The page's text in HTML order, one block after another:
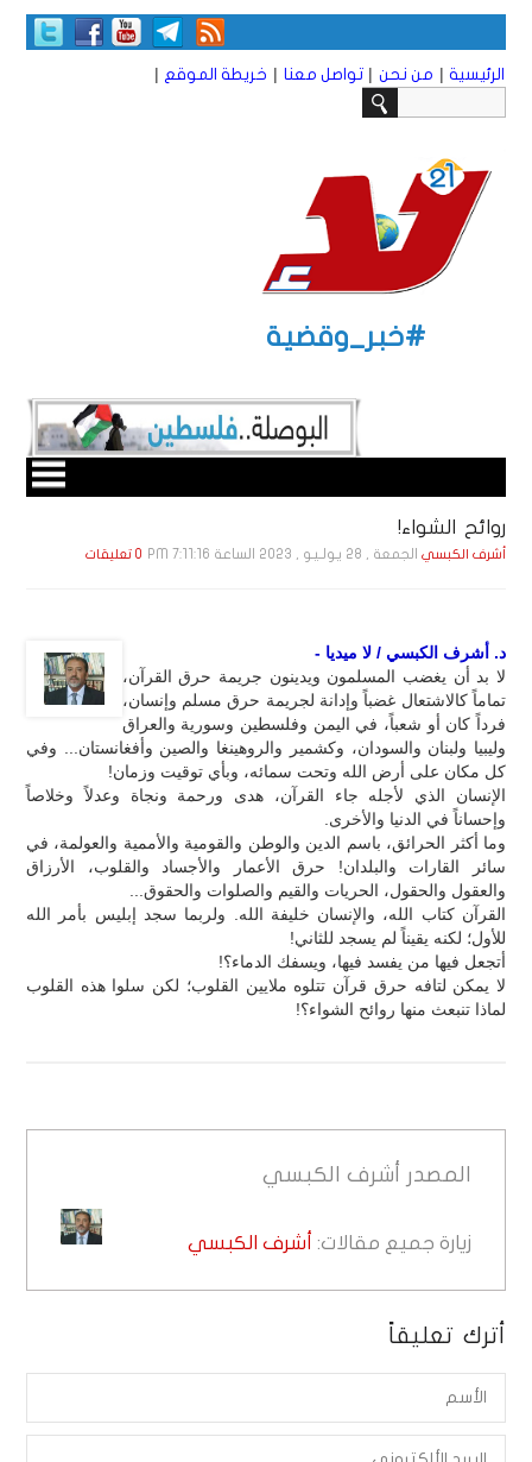
الرئيسية | من نحن | تواصل معنا | خريطة الموقع |
#خبر_وقضية
روائح الشواء!
أشرف الكبسي الجمعة , 28 يـولـيـو , 2023 الساعة 7:11:16 PM 0 تعليقات
د. أشرف الكبسي / لا ميديا -
لا بد أن يغضب المسلمون ويدينون جريمة حرق القرآن،
تماماً كالاشتعال غضباً وإدانة لجريمة حرق مسلم وإنسان،
فرداً كان أو شعباً، في اليمن وفلسطين وسورية والعراق
وليبيا ولبنان والسودان، وكشمير والروهينغا والصين وأفغانستان... وفي
كل مكان على أرض الله وتحت سمائه، وبأي توقيت وزمان!
الإنسان الذي لأجله جاء القرآن، هدى ورحمة ونجاة وعدلاً وخلاصاً
وإحساناً في الدنيا والأخرى.
وما أكثر الحرائق، باسم الدين والوطن والقومية والأممية والعولمة، في
سائر القارات والبلدان! حرق الأعمار والأجساد والقلوب، الأرزاق
والعقول والحقول، الحريات والقيم والصلوات والحقوق...
القرآن كتاب الله، والإنسان خليفة الله. ولربما سجد إبليس بأمر الله
للأول؛ لكنه يقيناً لم يسجد للثاني!
أتجعل فيها من يفسد فيها، ويسفك الدماء؟!
لا يمكن لتافه حرق قرآن تتلوه ملايين القلوب؛ لكن سلوا هذه القلوب
لماذا تنبعث منها روائح الشواء؟!
المصدر أشرف الكبسي
زيارة جميع مقالات: أشرف الكبسي
أترك تعليقاً